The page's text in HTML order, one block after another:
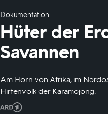
Dokumentation
Hüter der
Savannen
Am Horn von Afrika, im
Hirtenvolk der Karamojong.
Produktionsland